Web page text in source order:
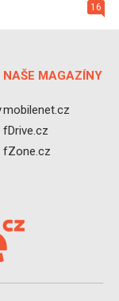
16
NAŠE MAGAZÍNY
mobilenet.cz
fDrive.cz
fZone.cz